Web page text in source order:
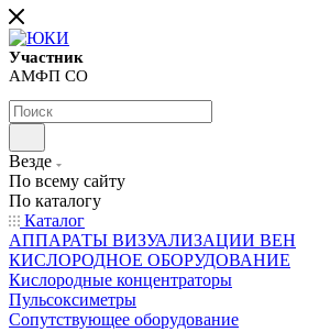
Участник
АМФП СО
Везде
По всему сайту
По каталогу
Каталог
АППАРАТЫ ВИЗУАЛИЗАЦИИ ВЕН
КИСЛОРОДНОЕ ОБОРУДОВАНИЕ
Кислородные концентраторы
Пульсоксиметры
Сопутствующее оборудование